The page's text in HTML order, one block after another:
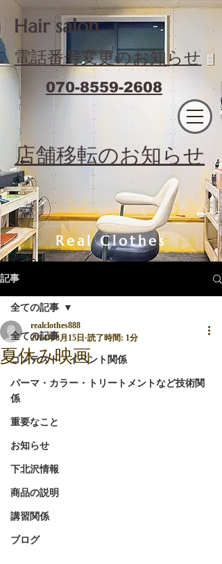
​Hair salon
電話番号変更のお知らせ
070-8559-2608
​店舗移転のお知らせ
Real Clothes
記事
全ての記事
コンテスト・イベント関係
パーマ・カラー・トリートメントなど技術関
係
重要なこと
お知らせ
下北沢情報
商品の説明
講習関係
ブログ
全ての記事
夏休み映画
realclothes888
2014年8月15日 読了時間: 1分